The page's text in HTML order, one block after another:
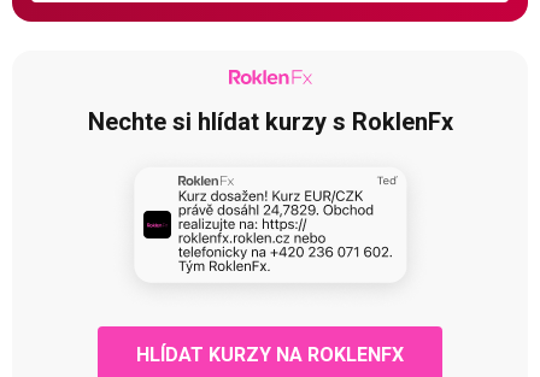
Nechte si hlídat kurzy s RoklenFx
HLÍDAT KURZY NA ROKLENFX